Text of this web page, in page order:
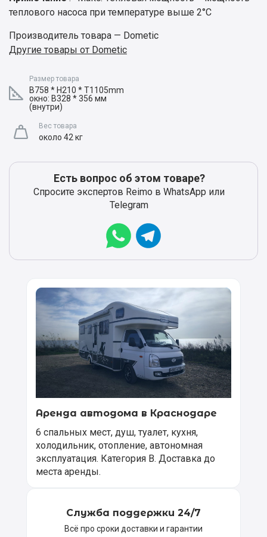
теплового насоса при температуре выше 2°C
Производитель товара — Dometic
Другие товары от Dometic
Размер товара
B758 * H210 * T1105mm
окно: B328 * 356 мм
(внутри)
Вес товара
около 42 кг
Есть вопрос об этом товаре?
Спросите экспертов Reimo в WhatsApp или
Telegram
Аренда автодома в Краснодаре
6 спальных мест, душ, туалет, кухня,
холодильник, отопление, автономная
эксплуатация. Категория В. Доставка до
места аренды.
Служба поддержки 24/7
Всё про сроки доставки и гарантии